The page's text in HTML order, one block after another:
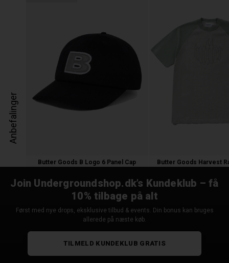
Anbefalinger
Butter Goods B Logo 6 Panel Cap Butter Goods Harvest
Join Undergroundshop.dk’s Kundeklub – få
10% tilbage på alt
Først med nye drops, eksklusive tilbud & events. Din bonus kan bruges
allerede på næste køb.
TILMELD KUNDEKLUB GRATIS